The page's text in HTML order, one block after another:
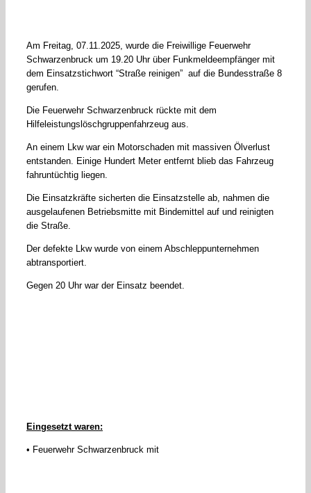
Am Freitag, 07.11.2025, wurde die Freiwillige Feuerwehr
Schwarzenbruck um 19.20 Uhr über Funkmeldeempfänger mit
dem Einsatzstichwort “Straße reinigen” auf die Bundesstraße 8
gerufen.
Die Feuerwehr Schwarzenbruck rückte mit dem
Hilfeleistungslöschgruppenfahrzeug aus.
An einem Lkw war ein Motorschaden mit massiven Ölverlust
entstanden. Einige Hundert Meter entfernt blieb das Fahrzeug
fahruntüchtig liegen.
Die Einsatzkräfte sicherten die Einsatzstelle ab, nahmen die
ausgelaufenen Betriebsmitte mit Bindemittel auf und reinigten
die Straße.
Der defekte Lkw wurde von einem Abschleppunternehmen
abtransportiert.
Gegen 20 Uhr war der Einsatz beendet.
Eingesetzt waren:
• Feuerwehr Schwarzenbruck mit